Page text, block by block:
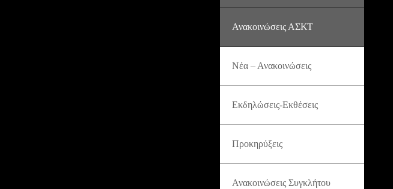
Ανακοινώσεις ΑΣΚΤ
Νέα – Ανακοινώσεις
Εκδηλώσεις-Εκθέσεις
Προκηρύξεις
Ανακοινώσεις Συγκλήτου